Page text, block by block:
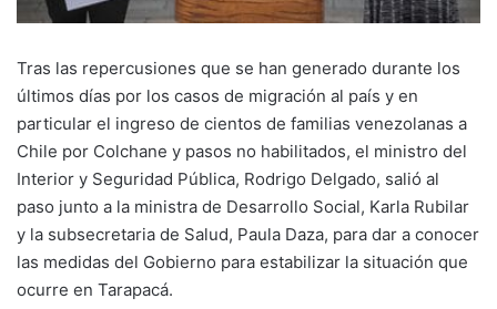
Tras las repercusiones que se han generado durante los
últimos días por los casos de migración al país y en
particular el ingreso de cientos de familias venezolanas a
Chile por Colchane y pasos no habilitados, el ministro del
Interior y Seguridad Pública, Rodrigo Delgado, salió al
paso junto a la ministra de Desarrollo Social, Karla Rubilar
y la subsecretaria de Salud, Paula Daza, para dar a conocer
las medidas del Gobierno para estabilizar la situación que
ocurre en Tarapacá.